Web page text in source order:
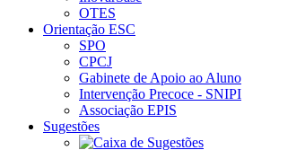
OTES
Orientação ESC
SPO
CPCJ
Gabinete de Apoio ao Aluno
Intervenção Precoce - SNIPI
Associação EPIS
Sugestões